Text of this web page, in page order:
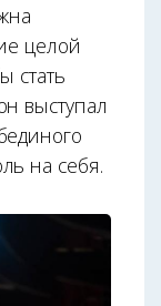
целой
стать
выступал
на себя.